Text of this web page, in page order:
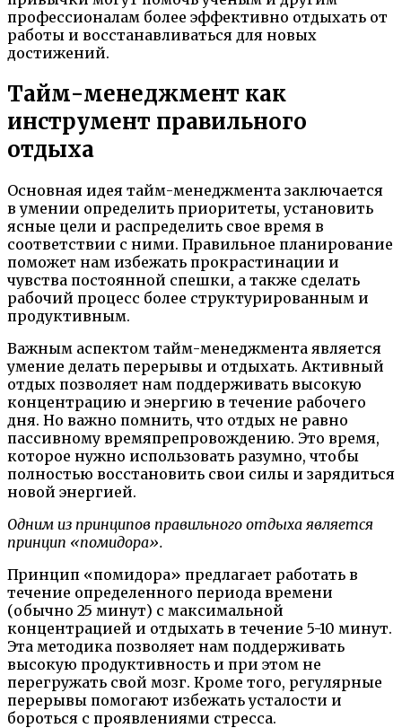
профессионалам более эффективно отдыхать от
работы и восстанавливаться для новых
достижений.
Тайм-менеджмент как
инструмент правильного
отдыха
Основная идея тайм-менеджмента заключается
в умении определить приоритеты, установить
ясные цели и распределить свое время в
соответствии с ними. Правильное планирование
поможет нам избежать прокрастинации и
чувства постоянной спешки, а также сделать
рабочий процесс более структурированным и
продуктивным.
Важным аспектом тайм-менеджмента является
умение делать перерывы и отдыхать. Активный
отдых позволяет нам поддерживать высокую
концентрацию и энергию в течение рабочего
дня. Но важно помнить, что отдых не равно
пассивному времяпрепровождению. Это время,
которое нужно использовать разумно, чтобы
полностью восстановить свои силы и зарядиться
новой энергией.
Одним из принципов правильного отдыха является
принцип «помидора».
Принцип «помидора» предлагает работать в
течение определенного периода времени
(обычно 25 минут) с максимальной
концентрацией и отдыхать в течение 5-10 минут.
Эта методика позволяет нам поддерживать
высокую продуктивность и при этом не
перегружать свой мозг. Кроме того, регулярные
перерывы помогают избежать усталости и
бороться с проявлениями стресса.